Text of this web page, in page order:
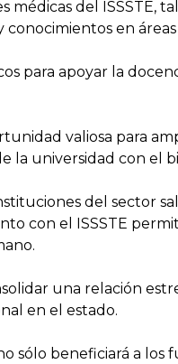
del ISSSTE,
conocimientos en
para apoyar la
valiosa para
la universidad con el
del sector
con el ISSSTE
una relación
en el estado.
sólo beneficiará a los